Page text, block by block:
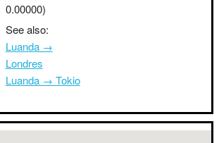
0.00000)
See also:
Luanda →
Londres
Luanda → Tokio